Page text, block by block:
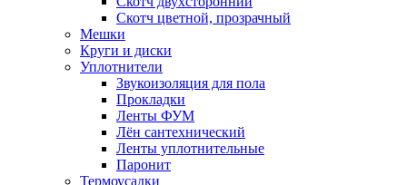
Скотч цветной, прозрачный
Мешки
Круги и диски
Уплотнители
Звукоизоляция для пола
Прокладки
Ленты ФУМ
Лён сантехнический
Ленты уплотнительные
Паронит
Термоусадки